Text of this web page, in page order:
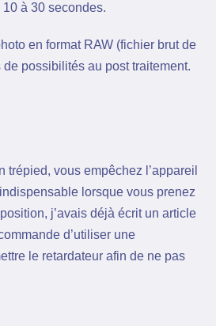
à 30 secondes.
en format RAW (fichier brut de
de possibilités au post traitement.
trépied, vous empêchez l’appareil
lorsque vous prenez
j’avais déjà écrit un article
d’utiliser une
le retardateur afin de ne pas